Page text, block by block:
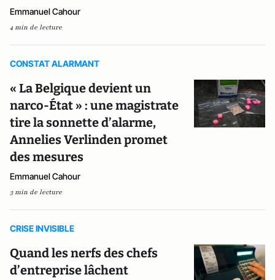
Emmanuel Cahour
4 min de lecture
CONSTAT ALARMANT
« La Belgique devient un
narco-État » : une magistrate
tire la sonnette d’alarme,
Annelies Verlinden promet
des mesures
Emmanuel Cahour
3 min de lecture
CRISE INVISIBLE
Quand les nerfs des chefs
d’entreprise lâchent